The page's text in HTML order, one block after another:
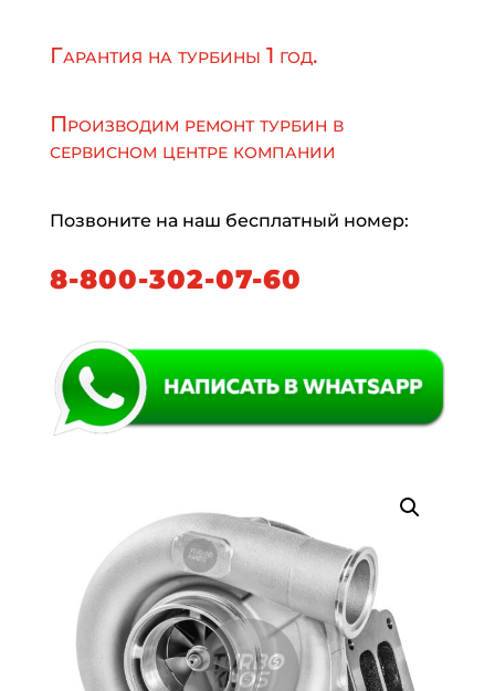
Гарантия на турбины 1 год.
Производим ремонт турбин в
сервисном центре компании
Позвоните на наш бесплатный номер:
8-800-302-07-60